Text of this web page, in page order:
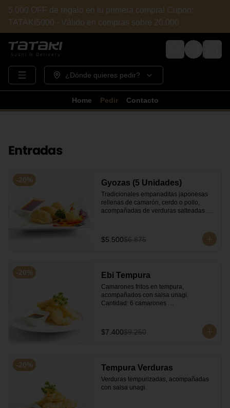
5.000 OFF de regalo en tu primera compra! Cupón:
TATAKI5000 - Válido en compras sobre 20.000
Login
¿Dónde quieres pedir?
Home Pedir Contacto
Entradas
-20% Gyozas (5 Unidades)
Tradicionales empanaditas japonesas
rellenas de camarón, cerdo o pollo,
acompañadas de verduras salteadas y
$5.500$6.875
-20% Ebi Tempura
Camarones fritos en tempura,
acompañados con salsa unagi.
Cantidad: 6 camarones
$7.400$9.250
-20% Tempura Verduras
Verduras tempurizadas, acompañadas
con salsa unagi.